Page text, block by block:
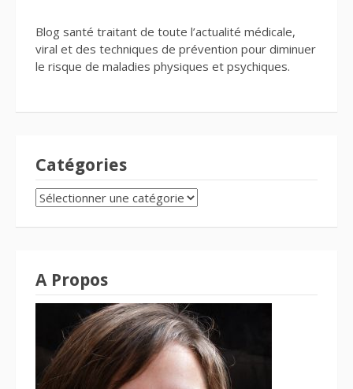
Blog santé traitant de toute l’actualité médicale,
viral et des techniques de prévention pour diminuer
le risque de maladies physiques et psychiques.
Catégories
CATÉGORIES
A Propos